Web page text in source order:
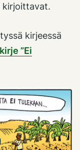
kirjoittavat.
kirjeessä
”Ei